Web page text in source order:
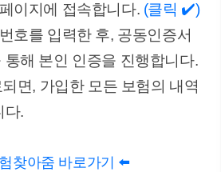
이지에 접속합니다. (클릭 ✔️)
호를 입력한 후, 공동인증서
통해 본인 인증을 진행합니다.
면, 가입한 모든 보험의 내역
다.
찾아줌 바로가기 ⬅️